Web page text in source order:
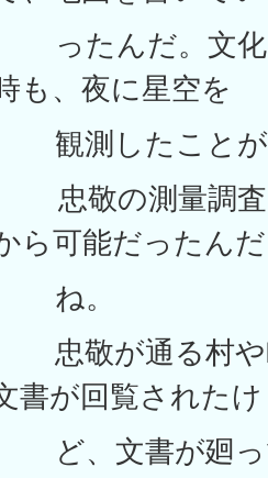
文化6年に
も、夜に星空を
とが記さ
忠敬の測量調査
ら可能だったんだ
忠敬が通る村や
書が回覧されたけ
廻ってい